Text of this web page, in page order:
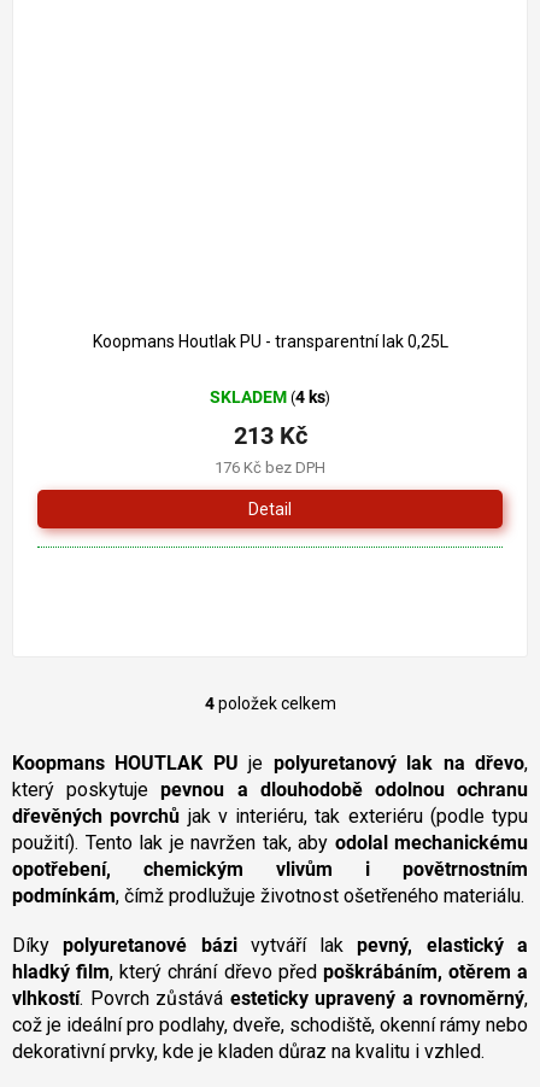
Koopmans Houtlak PU - transparentní lak 0,25L
SKLADEM (4 ks)
176 Kč bez DPH
213 Kč
Detail
O
á
d
a
c
p
v
k
y
v
ý
p
4položek celkem
Koopmans HOUTLAK PU je polyuretanový lak na dřevo,
který poskytujepevnou a dlouhodobě odolnou ochranu
dřevěných povrchů jak v interiéru, tak exteriéru (podle typu
použití). Tento lak je navržen tak, aby odolal mechanickému
opotřebení, chemickým vlivům i povětrnostním
podmínkám, čímž prodlužuje životnost ošetřeného materiálu.
Díkypolyuretanové bázivytváří lakpevný, elastický a
hladký film, který chrání dřevo před poškrábáním, otěrem a
vlhkostí. Povrch zůstává esteticky upravený a rovnoměrný,
což je ideální pro podlahy, dveře, schodiště, okenní rámy nebo
dekorativní prvky, kde je kladen důraz na kvalitu i vzhled.